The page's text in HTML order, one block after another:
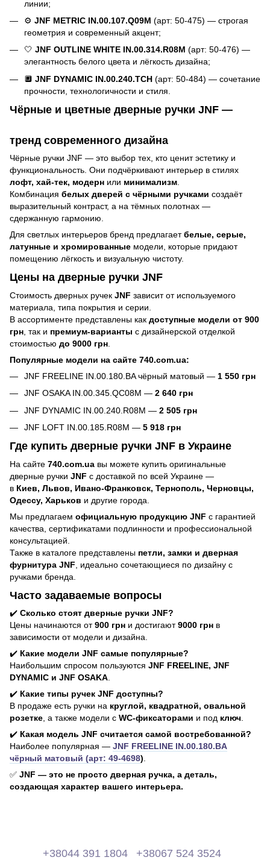
линии;
⚙️ JNF METRIC IN.00.107.Q09M (арт: 50-475) — строгая
геометрия и современный акцент;
🤍 JNF OUTLINE WHITE IN.00.314.R08M (арт: 50-476) —
элегантность белого цвета и лёгкость дизайна;
🔲 JNF DYNAMIC IN.00.240.TCH (арт: 50-484) — сочетание
прочности, технологичности и стиля.
Чёрные и цветные дверные ручки JNF —
тренд современного дизайна
Чёрные ручки JNF — это выбор тех, кто ценит эстетику и
функциональность. Они подчёркивают интерьер в стилях
лофт, хай-тек, модерн или минимализм.
Комбинация белых дверей с чёрными ручками создаёт
выразительный контраст, а на тёмных полотнах —
сдержанную гармонию.
Для светлых интерьеров бренд предлагаетбелые, серые,
латунные и хромированные модели, которые придают
помещению лёгкость и визуальную чистоту.
Цены на дверные ручки JNF
Стоимость дверных ручек JNF зависит от используемого
материала, типа покрытия и серии.
В ассортименте представлены как доступные модели от 900
грн , так и премиум-варианты с дизайнерской отделкой
стоимостью до 9000 грн
Популярные модели на сайте 740.com.ua:
JNF FREELINE IN.00.180.BA чёрный матовый — 1 550 грн
JNF OSAKA IN.00.345.QC08M — 2 640 грн
JNF DYNAMIC IN.00.240.R08M — 2 505 грн
JNF LOFT IN.00.185.R08M — 5 918 грн
Где купить дверные ручки JNF в Украине
На сайте 740.com.ua вы можете купить оригинальные
дверные ручки JNF с доставкой по всей Украине —
в Киев, Львов, Ивано-Франковск, Тернополь, Черновцы,
Одессу, Харьков и другие города.
Мы предлагаем официальную продукцию JNF с гарантией
качества, сертификатами подлинности и профессиональной
консультацией.
Также в каталоге представлены петли, замки и дверная
фурнитура JNF , идеально сочетающиеся по дизайну с
ручками бренда.
Часто задаваемые вопросы
✔️ Сколько стоят дверные ручки JNF?
Цены начинаются от900 грн и достигают9000 грн в
зависимости от модели и дизайна.
✔️ Какие модели JNF самые популярные?
Наибольшим спросом пользуются JNF FREELINE, JNF
DYNAMIC и JNF OSAKA.
✔️ Какие типы ручек JNF доступны?
В продаже есть ручки на круглой, квадратной, овальной
розетке, а также модели с WC-фиксаторами и под ключ.
✔️ Какая модель JNF считается самой востребованной?
Наиболее популярная — JNF FREELINE IN.00.180.BA
чёрный матовый (арт: 49-4698).
✅ JNF — это не просто дверная ручка, а деталь,
создающая характер вашего интерьера.
+38044 391 1804 +38067 524 3524